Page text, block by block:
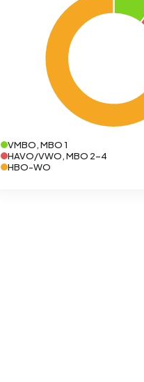
VMBO, MBO 1
HAVO/VWO, MBO 2-4
HBO-WO